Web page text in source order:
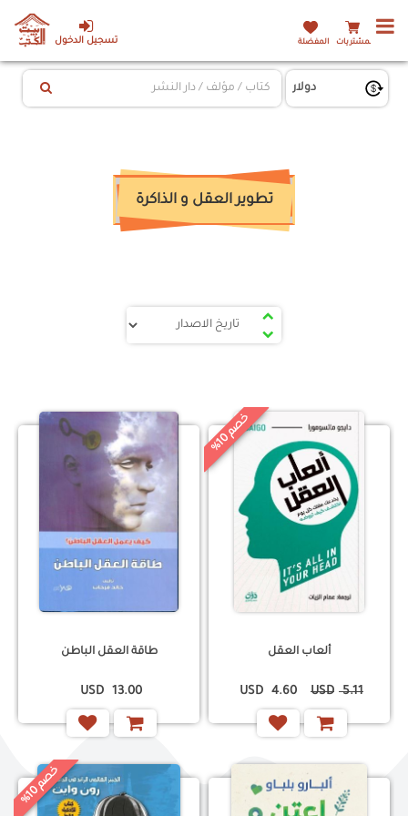
تسجيل الدخول المشتريات المفضلة
تطوير العقل و الذاكرة
خ
ص
م
10%
ألعاب العقل
5.11
USD
4.60
USD
طاقة العقل الباطن
13.00
USD
خ
ص
م
10%